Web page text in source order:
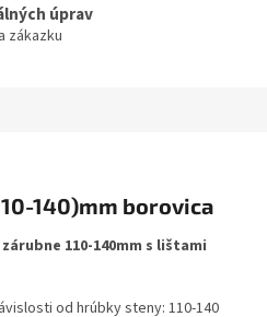
úprav
zákazku
140)mm borovica
110-140mm s lištami
od hrúbky steny: 110-140